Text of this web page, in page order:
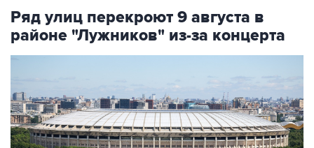
Ряд улиц перекроют 9 августа в
районе "Лужников" из-за концерта